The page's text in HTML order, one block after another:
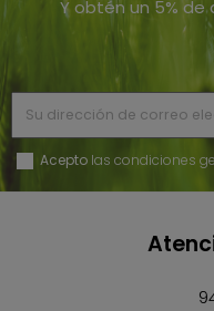
Y obtén un 5%
Acepto las condiciones